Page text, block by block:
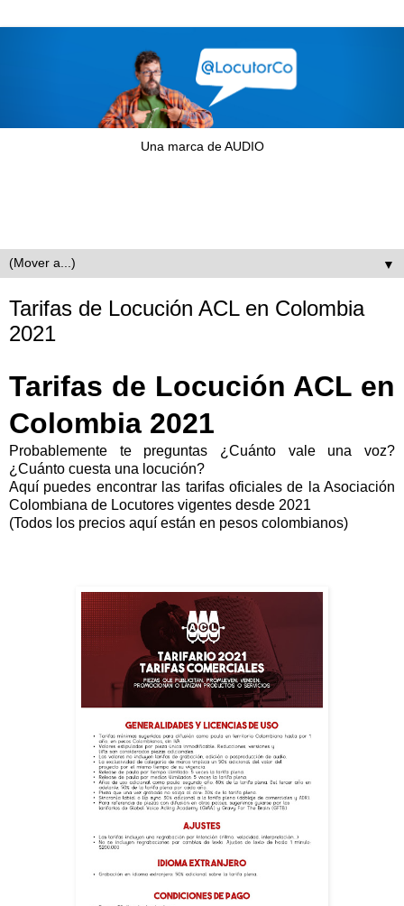
Una marca de AUDIO
▼
Tarifas de Locución ACL en Colombia
2021
Tarifas de Locución ACL en
Colombia 2021
Probablemente te preguntas ¿Cuánto vale una voz?
¿Cuánto cuesta una locución?
Aquí puedes encontrar las tarifas oficiales de la Asociación
Colombiana de Locutores vigentes desde 2021
(Todos los precios aquí están en pesos colombianos)